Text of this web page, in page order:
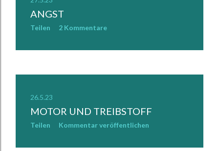
ANGST
Teilen 2 Kommentare
26.5.23
MOTOR UND TREIBSTOFF
Teilen Kommentar veröffentlichen